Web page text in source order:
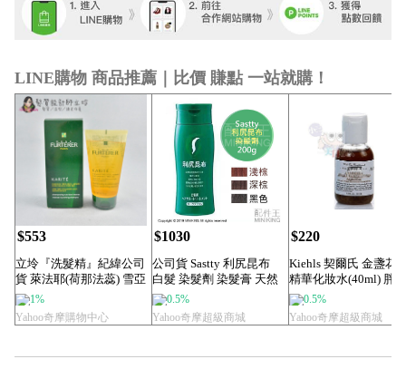
LINE購物 商品推薦｜比價 賺點 一站就購！
$553
立坽『洗髮精』紀緯公司
貨 萊法耶(荷那法蕊) 雪亞
脂極緻髮浴...
1%
Yahoo奇摩購物中心
$1030
公司貨 Sastty 利尻昆布
白髮 染髮劑 染髮膏 天然
... 0.5%
Yahoo奇摩超級商城
$220
Kiehls 契爾氏 金盞花
精華化妝水(40ml) 胖
0.5%
Yahoo奇摩超級商城